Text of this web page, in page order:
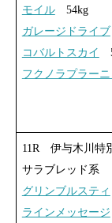
モイル54kg
ガレージドライブ
コバルトスカイ
フクノラプラーニ
11R 伊与木川特
サラブレッド系
グリンブルスティ
ラインメッセージ